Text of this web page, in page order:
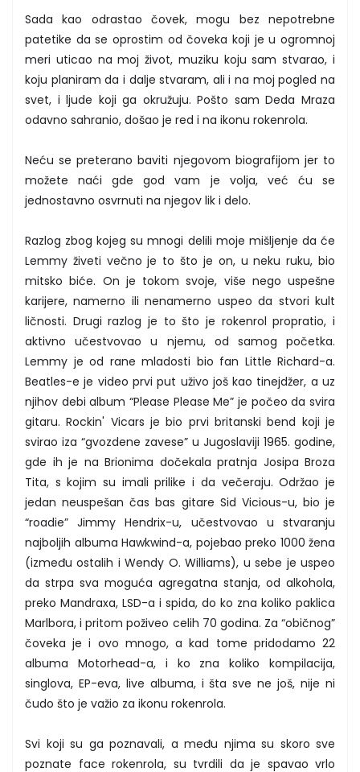
Sada kao odrastao čovek, mogu bez nepotrebne
patetike da se oprostim od čoveka koji je u ogromnoj
meri uticao na moj život, muziku koju sam stvarao, i
koju planiram da i dalje stvaram, ali i na moj pogled na
svet, i ljude koji ga okružuju. Pošto sam Deda Mraza
odavno sahranio, došao je red i na ikonu rokenrola.
Neću se preterano baviti njegovom biografijom jer to
možete naći gde god vam je volja, već ću se
jednostavno osvrnuti na njegov lik i delo.
Razlog zbog kojeg su mnogi delili moje mišljenje da će
Lemmy živeti večno je to što je on, u neku ruku, bio
mitsko biće. On je tokom svoje, više nego uspešne
karijere, namerno ili nenamerno uspeo da stvori kult
ličnosti. Drugi razlog je to što je rokenrol propratio, i
aktivno učestvovao u njemu, od samog početka.
Lemmy je od rane mladosti bio fan Little Richard-a.
Beatles-e je video prvi put uživo još kao tinejdžer, a uz
njihov debi album “Please Please Me” je počeo da svira
gitaru. Rockin' Vicars je bio prvi britanski bend koji je
svirao iza “gvozdene zavese” u Jugoslaviji 1965. godine,
gde ih je na Brionima dočekala pratnja Josipa Broza
Tita, s kojim su imali prilike i da večeraju. Održao je
jedan neuspešan čas bas gitare Sid Vicious-u, bio je
“roadie” Jimmy Hendrix-u, učestvovao u stvaranju
najboljih albuma Hawkwind-a, pojebao preko 1000 žena
(između ostalih i Wendy O. Williams), u sebe je uspeo
da strpa sva moguća agregatna stanja, od alkohola,
preko Mandraxa, LSD-a i spida, do ko zna koliko paklica
Marlbora, i pritom poživeo celih 70 godina. Za “običnog”
čoveka je i ovo mnogo, a kad tome pridodamo 22
albuma Motorhead-a, i ko zna koliko kompilacija,
singlova, EP-eva, live albuma, i šta sve ne još, nije ni
čudo što je važio za ikonu rokenrola.
Svi koji su ga poznavali, a među njima su skoro sve
poznate face rokenrola, su tvrdili da je spavao vrlo